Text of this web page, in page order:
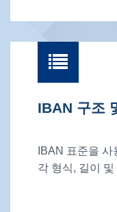
IBAN 구조
IBAN 표준을
각 형식, 길이